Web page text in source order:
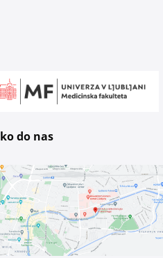
do nas